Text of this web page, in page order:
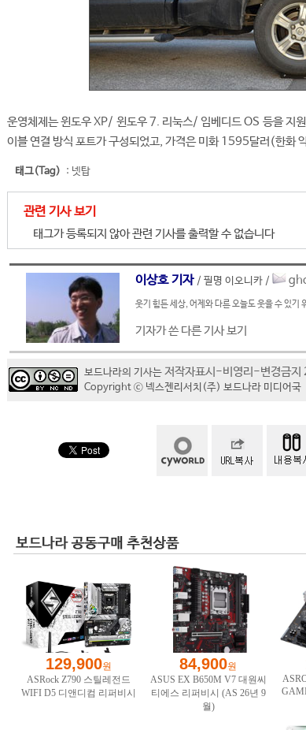
운영체제는 윈도우 XP/ 윈도우 7. 리눅스/ 임베디드 OS 등을 지
이블 연결 방식 포트가 구성되었고, 가격은 미화 1595달러(한화
태그(Tag) : 넷탑
관련 기사 보기
태그가 등록되지 않아 관련 기사를 출력할 수 없습니다
이상호 기자 / 필명 이오니카 /
웃기 힘든 세상, 어제와 다른 오늘도 웃을 수 있기
기자가 쓴 다른 기사 보기
보드나라의 기사는 저작자표시-비영리-변경금지
Copyright ⓒ 넥스젠리서치(주) 보드나라 미디어국